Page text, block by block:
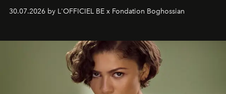
soufflé, l’artiste français compose un itinéraire
émotionnel où chaque œuvre devient le souvenir
émerveillement.
30.07.2026 by L'OFFICIEL BE x Fondation Boghossian